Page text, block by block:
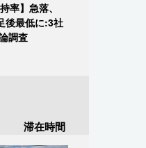
率】急落、
後最低に:3社
調査
滞在時間